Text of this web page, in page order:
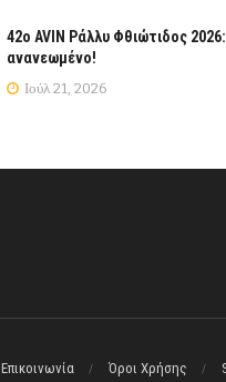
42ο AVIN Ράλλυ Φθιώτιδος
ανανεωμένο!
Ιούλ 21, 2026
Επικοινωνία Όροι Χρήσης